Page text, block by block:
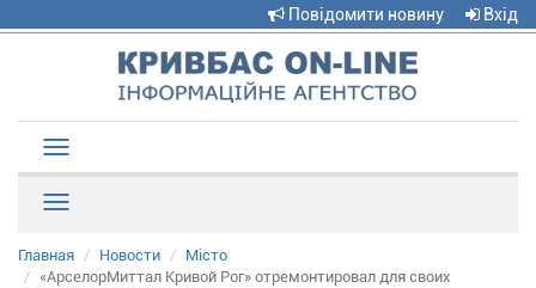
Повідомити новину Вхід
navigation
Главная Новости
Місто
«АрселорМиттал Кривой Рог» отремонтировал для своих